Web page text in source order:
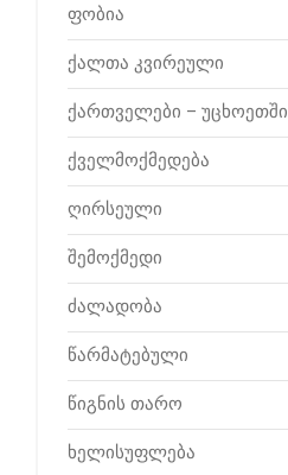
ფობია
ქალთა კვირეული
ქართველები – უცხოეთში
ქველმოქმედება
ღირსეული
შემოქმედი
ძალადობა
წარმატებული
წიგნის თარო
ხელისუფლება